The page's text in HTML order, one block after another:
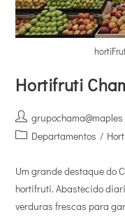
Hortifruti
grupochama@maples
Departamentos /
Um grande destaque do
hortifruti. Abastecido
verduras frescas para